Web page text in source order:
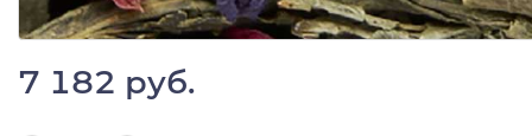
7 182 руб.